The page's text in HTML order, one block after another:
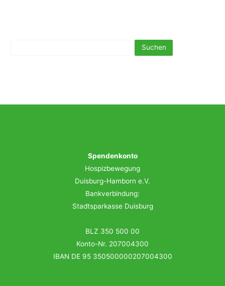
Suchen
Spendenkonto
Hospizbewegung
Duisburg-Hamborn e.V.
Bankverbindung:
Stadtsparkasse Duisburg
BLZ 350 500 00
Konto-Nr. 207004300
IBAN DE 95 350500000207004300